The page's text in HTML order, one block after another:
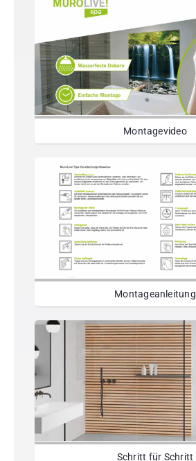
Montagevideo
Montageanleitung
Schritt für Schritt